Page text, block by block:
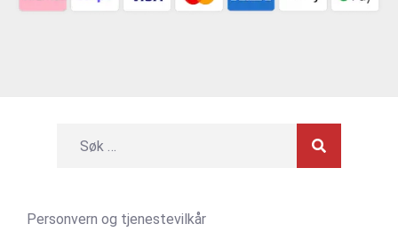
Personvern og tjenestevilkår